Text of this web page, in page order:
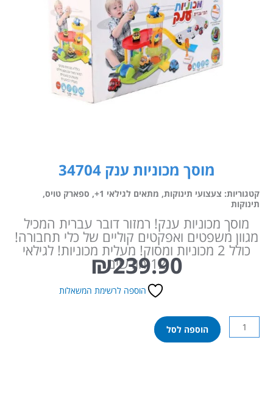
מוסך מכוניות ענק 34704
קטגוריות: צעצועי תינוקות, מתאים לגילאי 1+ , ספארק טויס,
תינוקות
מוסך מכוניות ענק! רמזור דובר עברית המכיל
מגוון משפטים ואפקטים קוליים של כלי תחבורה!
כולל 2 מכוניות ומסוק! מעלית מכוניות! לגילאי
12 חודשים ₪239.90
הוספה לרשימת המשאלות
כמות
של
הוספה לסל